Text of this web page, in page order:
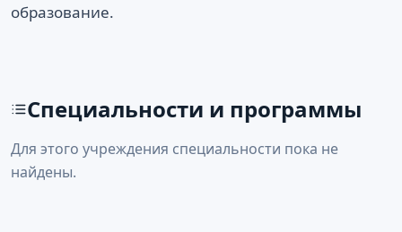
образование.
Специальности и программы
Для этого учреждения специальности пока не
найдены.